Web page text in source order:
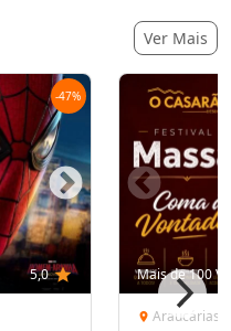
Ver Mais
-47%
5,0 star Mais de 100
location_on Araucárias